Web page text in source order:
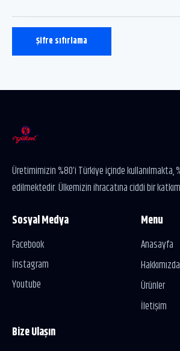
Şifre sıfırlama
Üretimimizin %80’i Türkiye içinde kullanılmakta,
edilmektedir. Ülkemizin ihracatına ciddi bir
Sosyal Medya
Facebook
İnstagram
Youtube
Menu
Anasayfa
Hakkımızda
Ürünler
İletişim
Bize Ulaşın